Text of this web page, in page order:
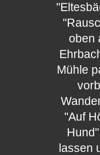
oben
Mühle
"Auf
lassen